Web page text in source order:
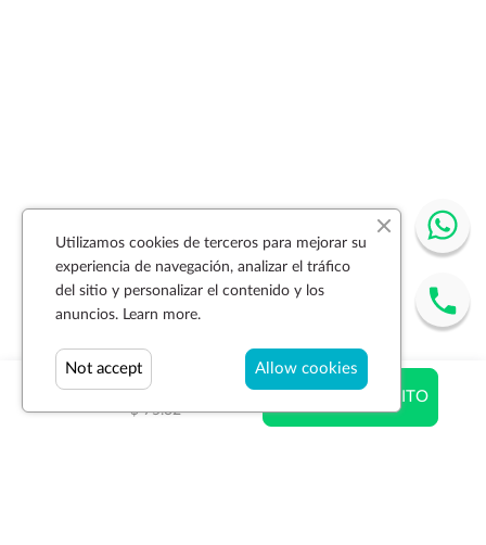
$ 75.32
$ 75.32
AÑADIR AL CARRITO
Utilizamos cookies de terceros para mejorar su
experiencia de navegación, analizar el tráfico
del sitio y personalizar el contenido y los
anuncios. Learn more.
Allow cookies
Not accept